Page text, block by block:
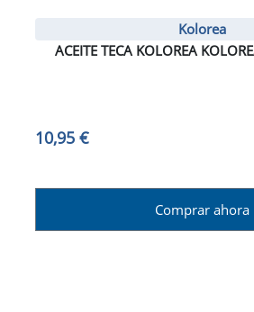
Kolorea
ACEITE TECA KOLOREA
10,95 €
Comprar ahora